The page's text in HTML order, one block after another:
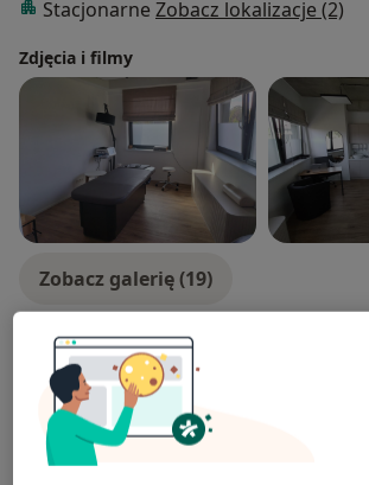
Stacjonarne Zobacz lokalizacje (2)
Zdjęcia i filmy
Zobacz galerię (19)
Płatność online akceptowana
Oszczędź swój czas przed wizytą.